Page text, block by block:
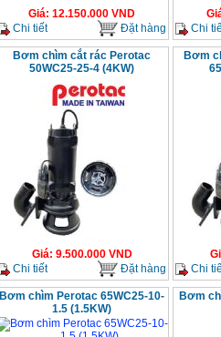
Giá: 12.150.000 VND
Chi tiết
Đặt hàng
Chi
Bơm chìm cắt rác Perotac
50WC25-25-4 (4KW)
Giá: 9.500.000VND
Chi tiết
Đặt hàng
Bơm
Chi
Bơm chìm Perotac 65WC25-10-
1.5 (1.5KW)
Bơm